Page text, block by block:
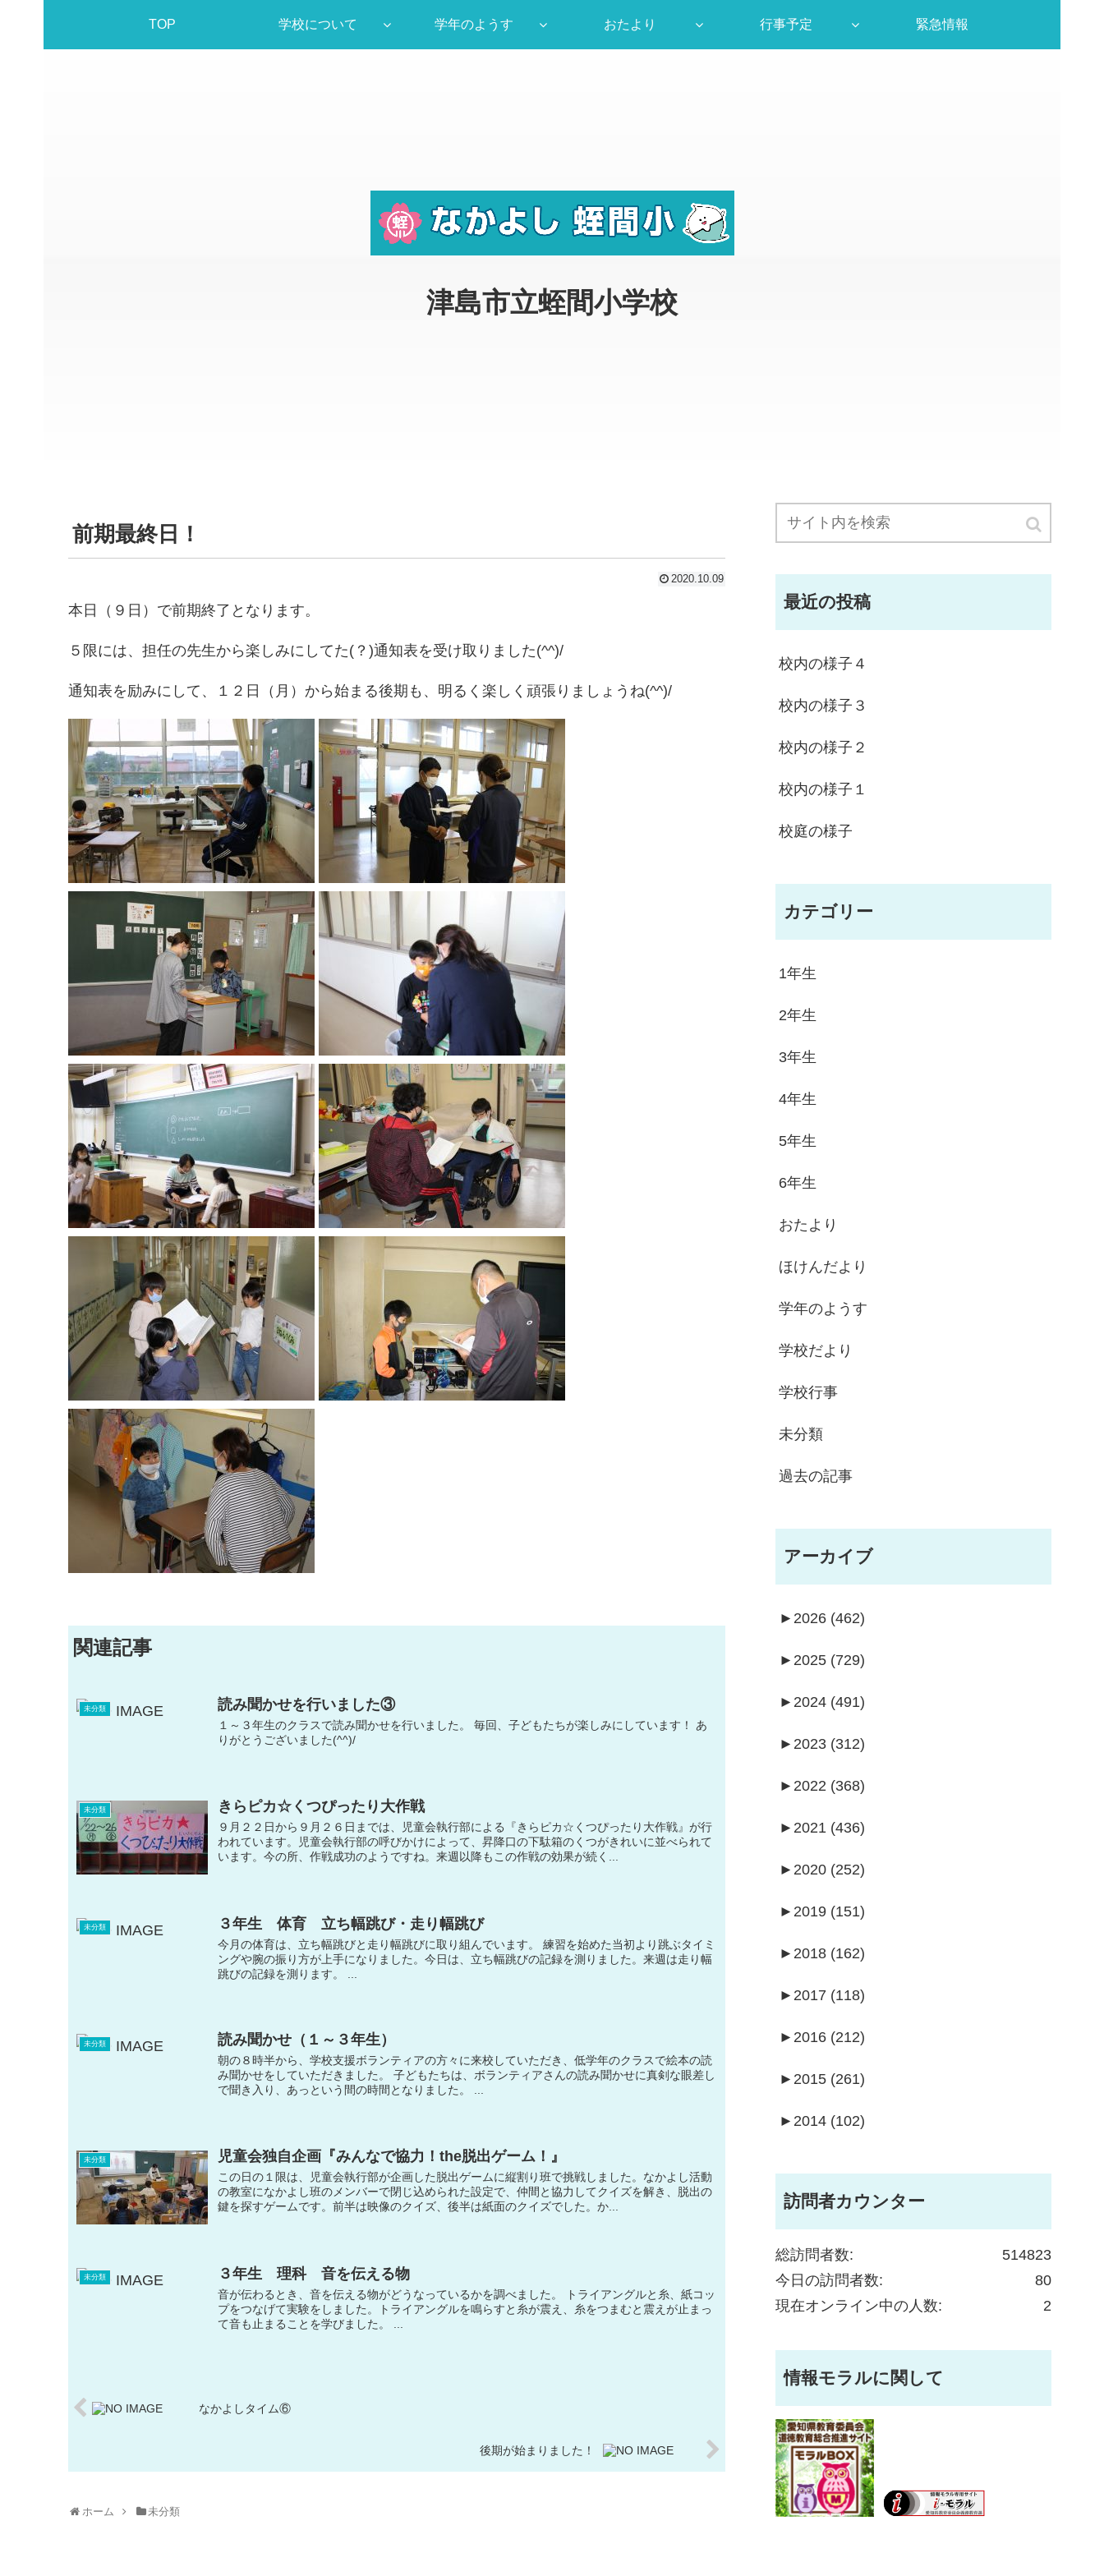
TOP 学校について 学年のようす おたより 行事予定 緊急情報
前期最終日！
2020.10.09
本日（９日）で前期終了となります。
５限には、担任の先生から楽しみにしてた(？)通知表を受け取りました(^^)/
通知表を励みにして、１２日（月）から始まる後期も、明るく楽しく頑張りましょうね(^^)/
関連記事
未分類 読み聞かせを行いました③
１～３年生のクラスで読み聞かせを行いました。 毎回、子どもたちが楽しみにしています！ あ
りがとうございました(^^)/
未分類 きらピカ☆くつぴったり大作戦
９月２２日から９月２６日までは、児童会執行部による『きらピカ☆くつぴったり大作戦』が行
われています。児童会執行部の呼びかけによって、昇降口の下駄箱のくつがきれいに並べられて
います。今の所、作戦成功のようですね。来週以降もこの作戦の効果が続く...
未分類 ３年生 体育 立ち幅跳び・走り幅跳び
今月の体育は、立ち幅跳びと走り幅跳びに取り組んでいます。 練習を始めた当初より跳ぶタイミ
ングや腕の振り方が上手になりました。今日は、立ち幅跳びの記録を測りました。来週は走り幅
跳びの記録を測ります。 ...
未分類 読み聞かせ（１～３年生）
朝の８時半から、学校支援ボランティアの方々に来校していただき、低学年のクラスで絵本の読
み聞かせをしていただきました。 子どもたちは、ボランティアさんの読み聞かせに真剣な眼差し
で聞き入り、あっという間の時間となりました。 ...
未分類 児童会独自企画『みんなで協力！the脱出ゲーム！』
この日の１限は、児童会執行部が企画した脱出ゲームに縦割り班で挑戦しました。なかよし活動
の教室になかよし班のメンバーで閉じ込められた設定で、仲間と協力してクイズを解き、脱出の
鍵を探すゲームです。前半は映像のクイズ、後半は紙面のクイズでした。か...
未分類 ３年生 理科 音を伝える物
音が伝わるとき、音を伝える物がどうなっているかを調べました。 トライアングルと糸、紙コッ
プをつなげて実験をしました。トライアングルを鳴らすと糸が震え、糸をつまむと震えが止まっ
て音も止まることを学びました。 ...
なかよしタイム⑥
後期が始まりました！
ホーム 未分類
最近の投稿
校内の様子４
校内の様子３
校内の様子２
校内の様子１
校庭の様子
カテゴリー
1年生
2年生
3年生
4年生
5年生
6年生
おたより
ほけんだより
学年のようす
学校だより
学校行事
未分類
過去の記事
アーカイブ
► 2026 (462)
► 2025 (729)
► 2024 (491)
► 2023 (312)
► 2022 (368)
► 2021 (436)
► 2020 (252)
► 2019 (151)
► 2018 (162)
► 2017 (118)
► 2016 (212)
► 2015 (261)
► 2014 (102)
訪問者カウンター
514823
総訪問者数:
80
今日の訪問者数:
2
現在オンライン中の人数:
情報モラルに関して